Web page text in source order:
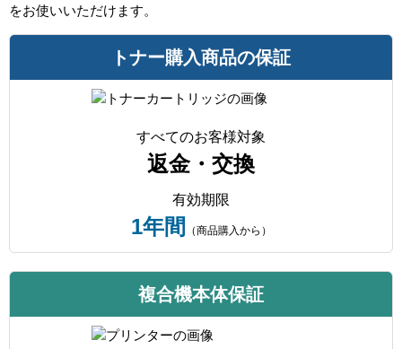
をお使いいただけます。
トナー購入商品の保証
すべてのお客様対象
返金・交換
有効期限
1年間 （商品購入から）
複合機本体保証